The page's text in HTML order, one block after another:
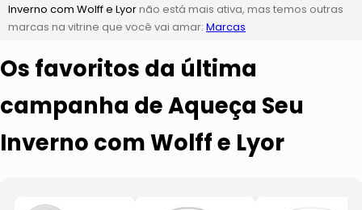
Inverno com Wolff e Lyornão está mais ativa, mas temos outras
marcas na vitrine que você vai amar: Marcas
Os favoritos da última
campanha de Aqueça Seu
Inverno com Wolff e Lyor